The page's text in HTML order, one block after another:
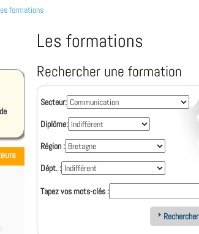
formations
Les formations
Rechercher une formation
Secteur:
Diplôme:
Région :
Dépt. :
Tapez vos mots-clés :
Rechercher